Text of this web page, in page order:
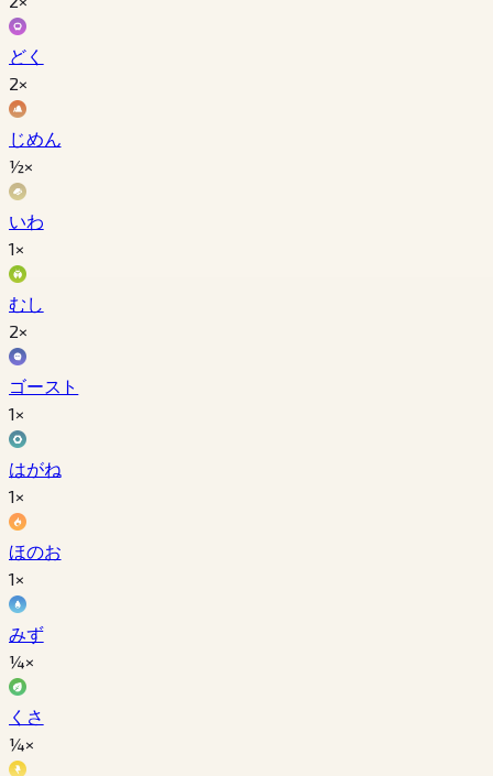
どく
2×
じめん
½×
いわ
1×
むし
2×
ゴースト
1×
はがね
1×
ほのお
1×
みず
¼×
くさ
¼×